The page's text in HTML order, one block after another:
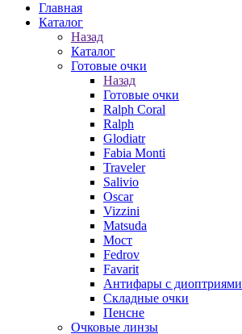
Главная
Каталог
Назад
Каталог
Готовые очки
Назад
Готовые очки
Ralph Coral
Ralph
Glodiatr
Fabia Monti
Traveler
Salivio
Oscar
Vizzini
Matsuda
Мост
Fedrov
Favarit
Антифары с диоптриями
Складные очки
Пенсне
Очковые линзы